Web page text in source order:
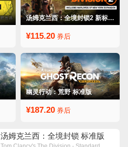
汤姆克兰西：全境封锁2 新标准版
¥115.20券后
幽灵行动：荒野 标准版
¥187.20券后
汤姆克兰西：全境封锁 标准版